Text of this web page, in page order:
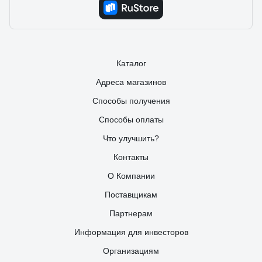
Каталог
Адреса магазинов
Способы получения
Способы оплаты
Что улучшить?
Контакты
О Компании
Поставщикам
Партнерам
Информация для инвесторов
Организациям